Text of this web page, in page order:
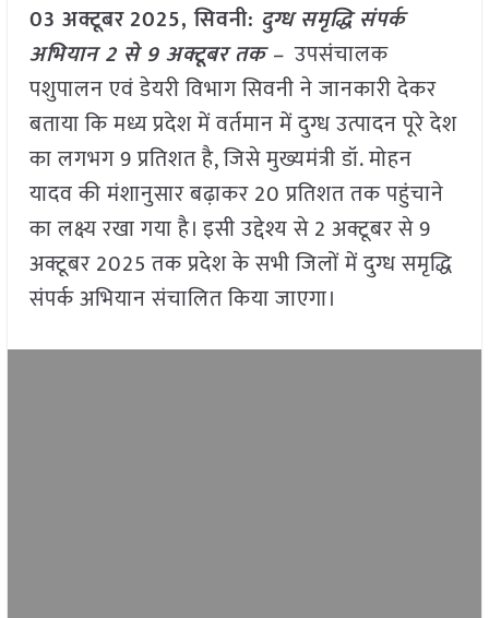
03 अक्टूबर2025,सिवनी: दुग्ध समृद्धि संपर्क
अभियान 2 से 9 अक्टूबर तक –उपसंचालक
पशुपालन एवं डेयरी विभाग सिवनी ने जानकारी देकर
बताया कि मध्य प्रदेश में वर्तमान में दुग्ध उत्पादन पूरे देश
का लगभग 9 प्रतिशत है, जिसे मुख्यमंत्री डॉ. मोहन
यादव की मंशानुसार बढ़ाकर 20 प्रतिशत तक पहुंचाने
का लक्ष्य रखा गया है। इसी उद्देश्य से 2 अक्टूबर से 9
अक्टूबर 2025 तक प्रदेश के सभी जिलों में दुग्ध समृद्धि
संपर्क अभियान संचालित किया जाएगा।